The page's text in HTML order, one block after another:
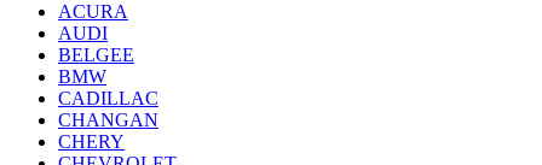
ACURA
AUDI
BELGEE
BMW
CADILLAC
CHANGAN
CHERY